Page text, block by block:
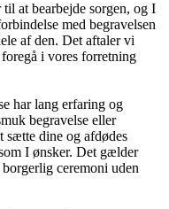
at bearbejde sorgen, og I
med begravelsen
af den. Det aftaler vi
i vores forretning
har lang erfaring og
begravelse eller
dine og afdødes
I ønsker. Det gælder
ceremoni uden